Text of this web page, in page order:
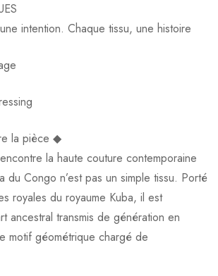
intention. Chaque tissu, une histoire
la pièce ◆
la haute couture contemporaine
du Congo n’est pas un simple tissu. Porté
royales du royaume Kuba, il est
ancestral transmis de génération en
motif géométrique chargé de